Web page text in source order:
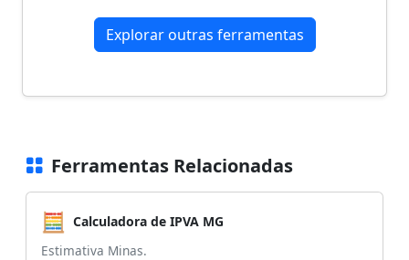
Explorar outras ferramentas
Ferramentas Relacionadas
🧮 Calculadora de IPVA MG
Estimativa Minas.